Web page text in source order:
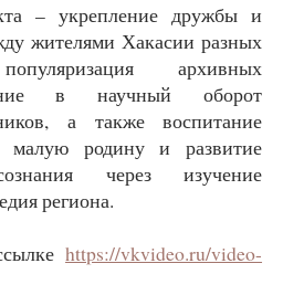
– укрепление дружбы и
жителями Хакасии разных
архивных
в научный оборот
а также воспитание
малую родину и развитие
через изучение
региона.
https://vkvideo.ru/video-